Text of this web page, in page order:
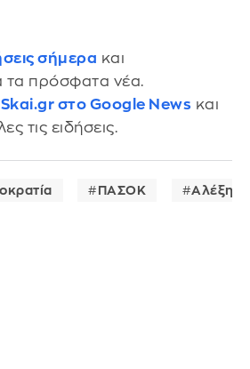
σήμερα και
τα πρόσφατα νέα.
Skai.gr στο Google News και
τις ειδήσεις.
ΠΑΣΟΚ Αλέξης